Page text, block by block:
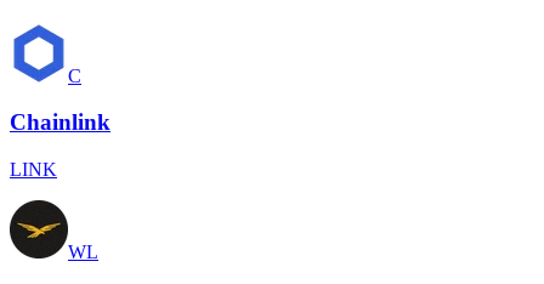
C
Chainlink
LINK
WL